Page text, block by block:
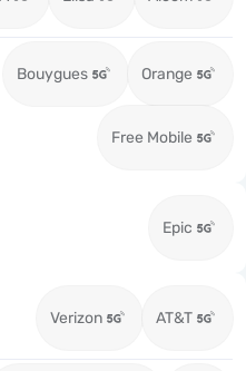
Bouygues Orange
Free Mobile
Epic
Verizon AT&T